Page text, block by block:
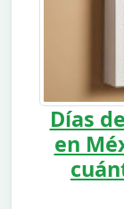
Días
en